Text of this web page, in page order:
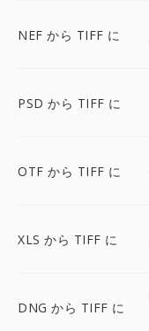
NEF から TIFF に
PSD から TIFF に
OTF から TIFF に
XLS から TIFF に
DNG から TIFF に